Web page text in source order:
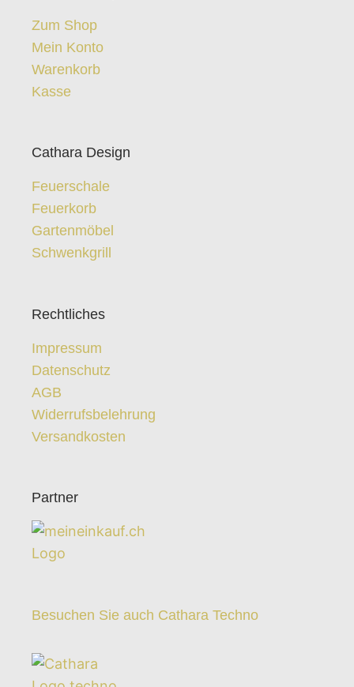
Zum Shop
Mein Konto
Warenkorb
Kasse
Cathara Design
Feuerschale
Feuerkorb
Gartenmöbel
Schwenkgrill
Rechtliches
Impressum
Datenschutz
AGB
Widerrufsbelehrung
Versandkosten
Partner
Besuchen Sie auch Cathara Techno